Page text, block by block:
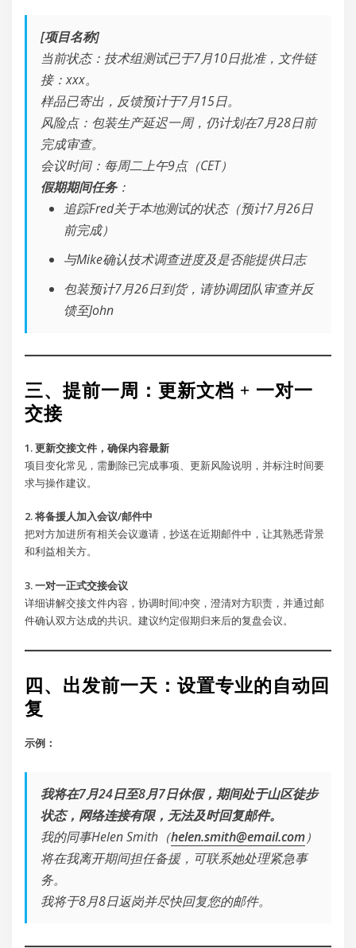
[项目名称]
当前状态：技术组测试已于7月10日批准，文件链
接：xxx。
样品已寄出，反馈预计于7月15日。
风险点：包装生产延迟一周，仍计划在7月28日前
完成审查。
会议时间：每周二上午9点（CET）
假期期间任务：
追踪Fred关于本地测试的状态（预计7月26日
前完成）
与Mike确认技术调查进度及是否能提供日志
包装预计7月26日到货，请协调团队审查并反
馈至John
三、提前一周：更新文档 + 一对一
交接
1. 更新交接文件，确保内容最新
项目变化常见，需删除已完成事项、更新风险说明，并标注时间要
求与操作建议。
2. 将备援人加入会议/邮件中
把对方加进所有相关会议邀请，抄送在近期邮件中，让其熟悉背景
和利益相关方。
3. 一对一正式交接会议
详细讲解交接文件内容，协调时间冲突，澄清对方职责，并通过邮
件确认双方达成的共识。建议约定假期归来后的复盘会议。
四、出发前一天：设置专业的自动回
复
示例：
我将在7月24日至8月7日休假，期间处于山区徒步
状态，网络连接有限，无法及时回复邮件。
我的同事Helen Smith（helen.smith@email.com）
将在我离开期间担任备援，可联系她处理紧急事
务。
我将于8月8日返岗并尽快回复您的邮件。